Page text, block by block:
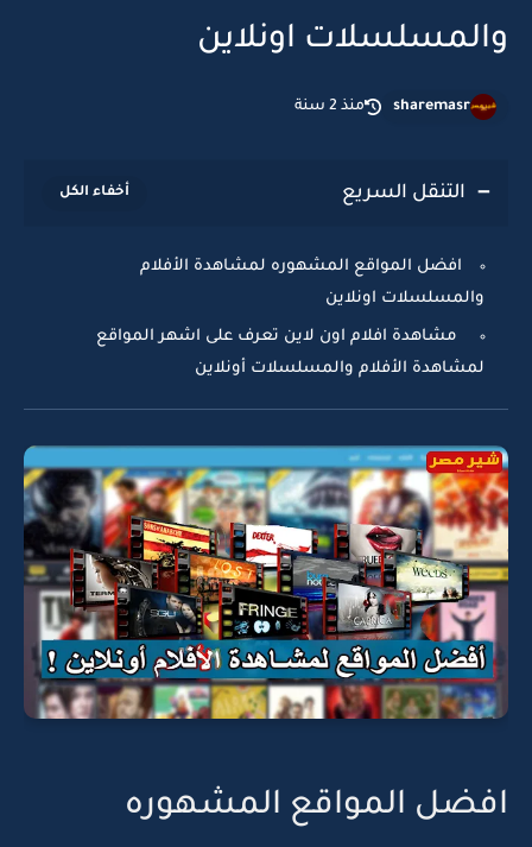
والمسلسلات اونلاين
sharemasr منذ 2 سنة
التنقل السريع
افضل المواقع المشهوره لمشاهدة الأفلام
والمسلسلات اونلاين
مشاهدة افلام اون لاين تعرف على اشهر المواقع
لمشاهدة الأفلام والمسلسلات أونلاين
افضل المواقع المشهوره